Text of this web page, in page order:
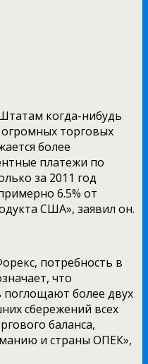
когда-нибудь
огромных торговых
более
платежи по
за 2011 год
6.5% от
США», заявил он.
потребность в
что
более двух
сбережений всех
баланса,
и страны ОПЕК»,